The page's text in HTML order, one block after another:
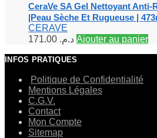
CeraVe SA Gel Nettoyant Anti-
|Peau Sèche Et Rugueuse |
CERAVE
د.م. Ajouter au panier
INFOS PRATIQUES
Politique de Confidentialité
Mentions Légales
C.G.V.
Contact
Mon Compte
Sitemap